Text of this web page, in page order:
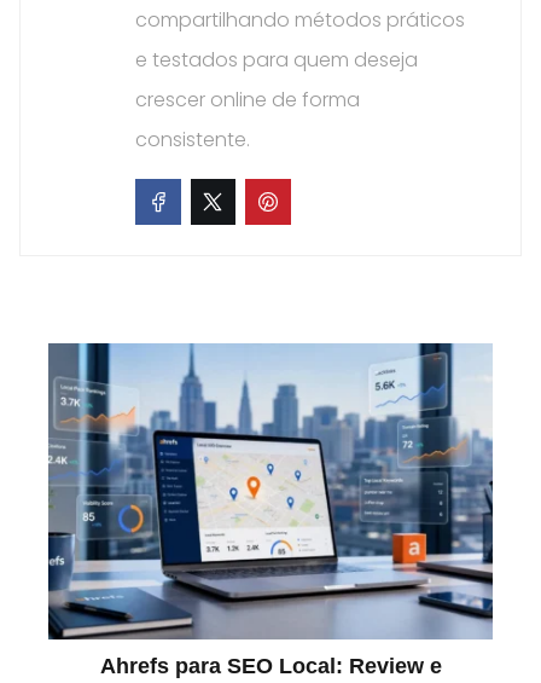
compartilhando métodos práticos
e testados para quem deseja
crescer online de forma
consistente.
Ahrefs para SEO Local: Review e